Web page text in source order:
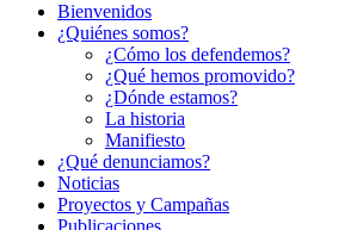
Bienvenidos
¿Quiénes somos?
¿Cómo los defendemos?
¿Qué hemos promovido?
¿Dónde estamos?
La historia
Manifiesto
¿Qué denunciamos?
Noticias
Proyectos y Campañas
Publicaciones